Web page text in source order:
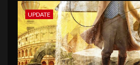
UPDATE